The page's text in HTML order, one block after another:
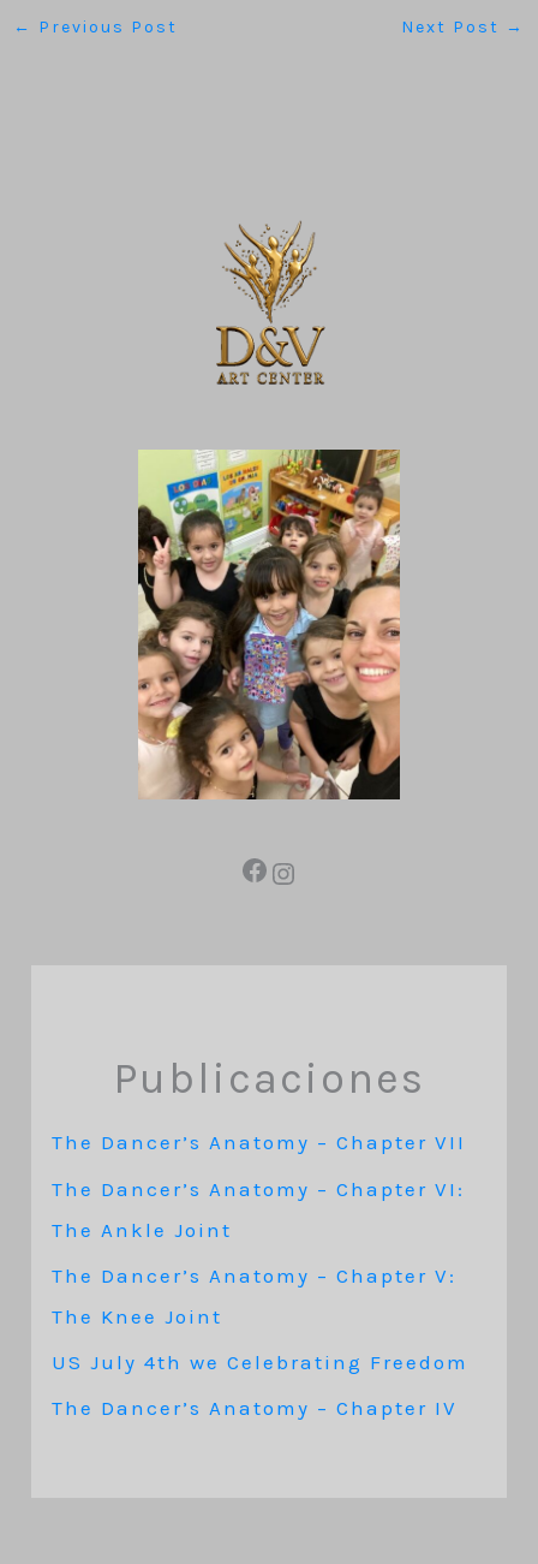
← Previous Post Next Post →
Publicaciones
The Dancer’s Anatomy – Chapter VII
The Dancer’s Anatomy – Chapter VI:
The Ankle Joint
The Dancer’s Anatomy – Chapter V:
The Knee Joint
US July 4th we Celebrating Freedom
The Dancer’s Anatomy – Chapter IV